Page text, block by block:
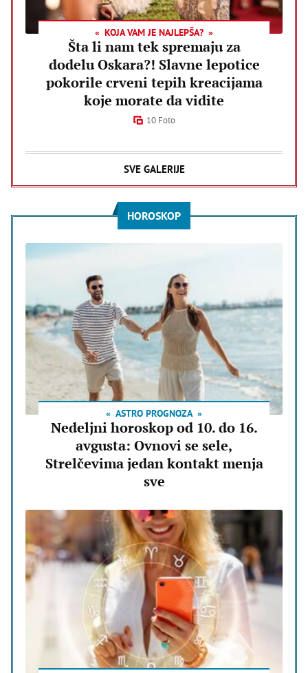
KOJA VAM JE NAJLEPŠA?
Šta li nam tek spremaju za
dodelu Oskara?! Slavne lepotice
pokorile crveni tepih kreacijama
koje morate da vidite
10 Foto
SVE GALERIJE
HOROSKOP
ASTRO PROGNOZA
Nedeljni horoskop od 10. do 16.
avgusta: Ovnovi se sele,
Strelčevima jedan kontakt menja
sve